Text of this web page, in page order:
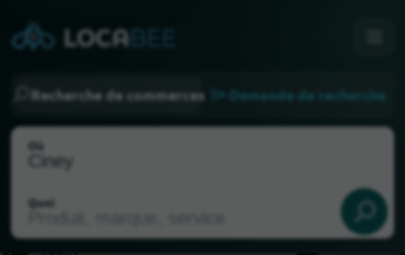
Recherche de commerces Demande de recherche
Où
Quoi